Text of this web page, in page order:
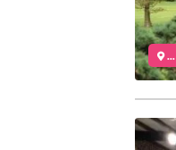
...